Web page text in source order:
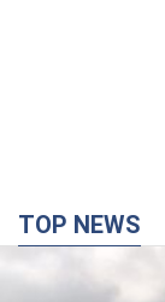
TOP NEWS